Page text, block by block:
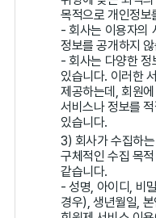
목적으로 개인정보
- 회사는 이용자의
정보를 공개하지
- 회사는 다양한 정
있습니다. 이러한
제공하는데, 회원
서비스나 정보를
있습니다.
3) 회사가 수집하
구체적인 수집 목
같습니다.
- 성명, 아이디, 비
경우), 생년월일,